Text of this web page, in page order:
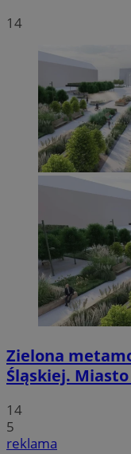
14
Zielona
Śląskiej. Miasto
14
5
reklama